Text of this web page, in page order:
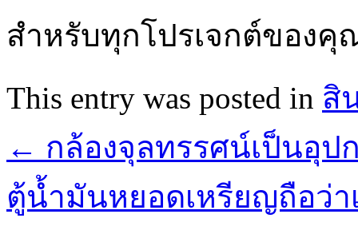
สำหรับทุกโปรเจกต์ของคุ
This entry was posted in สิ
← กล้องจุลทรรศน์เป็นอุ
ตู้น้ำมันหยอดเหรียญถือว่